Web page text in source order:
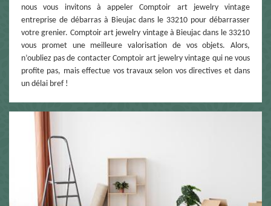
nous vous invitons à appeler Comptoir art jewelry vintage
entreprise de débarras à Bieujac dans le 33210 pour débarrasser
votre grenier. Comptoir art jewelry vintage à Bieujac dans le 33210
vous promet une meilleure valorisation de vos objets. Alors,
n’oubliez pas de contacter Comptoir art jewelry vintage qui ne vous
profite pas, mais effectue vos travaux selon vos directives et dans
un délai bref !